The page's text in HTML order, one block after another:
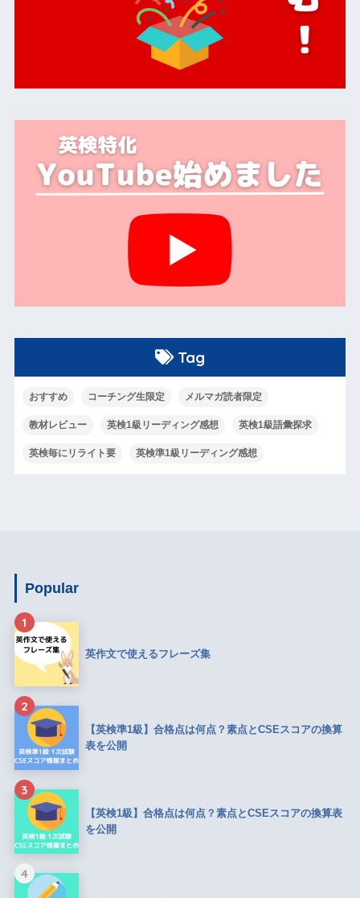
Tag
おすすめ コーチング生限定 メルマガ読者限定
教材レビュー 英検1級リーディング感想 英検1級語彙探求
英検毎にリライト要 英検準1級リーディング感想
Popular
1
英作文で使えるフレーズ集
2
【英検準1級】合格点は何点？素点とCSEスコアの換算
表を公開
3
【英検1級】合格点は何点？素点とCSEスコアの換算表
を公開
4